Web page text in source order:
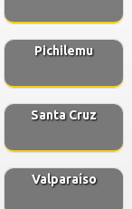
Pichilemu
Santa Cruz
Valparaíso